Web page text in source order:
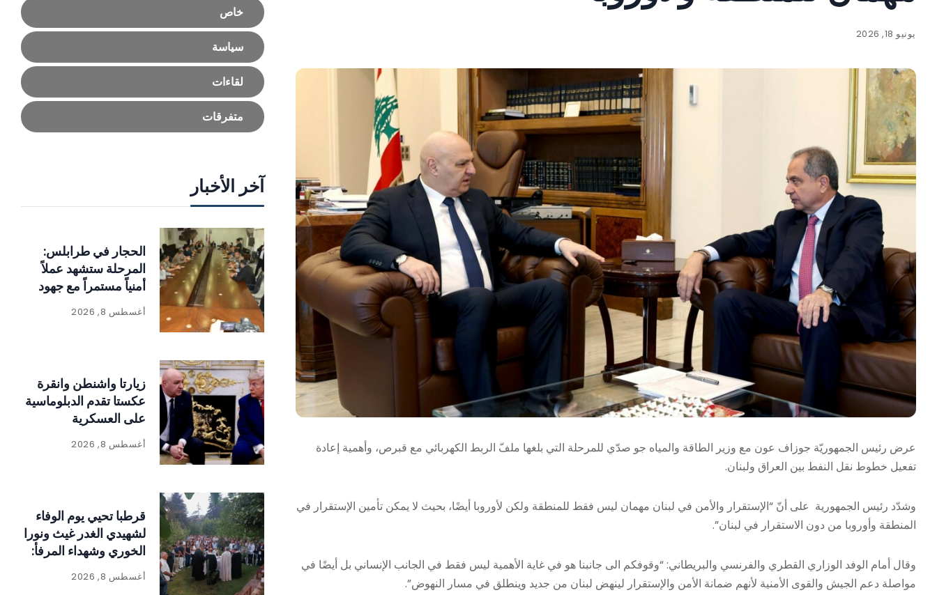
يونيو 18, 2026
عرض رئيس الجمهوريّة جوزاف عون مع وزير الطاقة والمياه جو صدّي للمرحلة التي بلغها ملفّ الربط الكهربائي مع قبرص، وأهمية إعادة
تفعيل خطوط نقل النفط بين العراق ولبنان.
وشدّد رئيس الجمهورية على أنّ “الإستقرار والأمن في لبنان مهمان ليس فقط للمنطقة ولكن لأوروبا أيضًا، بحيث لا يمكن تأمين الإستقرار في
المنطقة وأوروبا من دون الاستقرار في لبنان”.
وقال أمام الوفد الوزاري القطري والفرنسي والبريطاني: “وقوفكم الى جانبنا هو في غاية الأهمية ليس فقط في الجانب الإنساني بل أيضًا في
مواصلة دعم الجيش والقوى الأمنية لأنهم ضمانة الأمن والإستقرار لينهض لبنان من جديد وينطلق في مسار النهوض”.
خاص
سياسة
لقاءات
متفرقات
آخر الأخبار
الحجار في طرابلس:
المرحلة ستشهد عملاً
أمنياً مستمراً مع جهود
للإنماء
أغسطس 8, 2026
زيارتا واشنطن وانقرة
عكستا تقدم الدبلوماسية
على العسكرية
أغسطس 8, 2026
قرطبا تحيي يوم الوفاء
لشهيدي الغدر غيث ونورا
الخوري وشهداء المرفأ:
«الحقيقة لا تموت
والعدالة لا بد أن تتحقق
أغسطس 8, 2026